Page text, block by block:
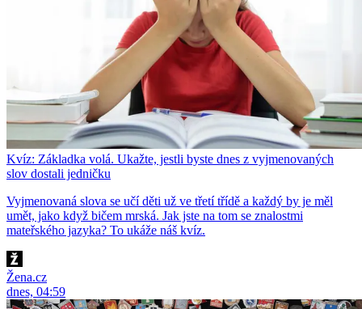
Kvíz: Základka volá. Ukažte, jestli byste dnes z vyjmenovaných
slov dostali jedničku
Vyjmenovaná slova se učí děti už ve třetí třídě a každý by je měl
umět, jako když bičem mrská. Jak jste na tom se znalostmi
mateřského jazyka? To ukáže náš kvíz.
Žena.cz
dnes, 04:59